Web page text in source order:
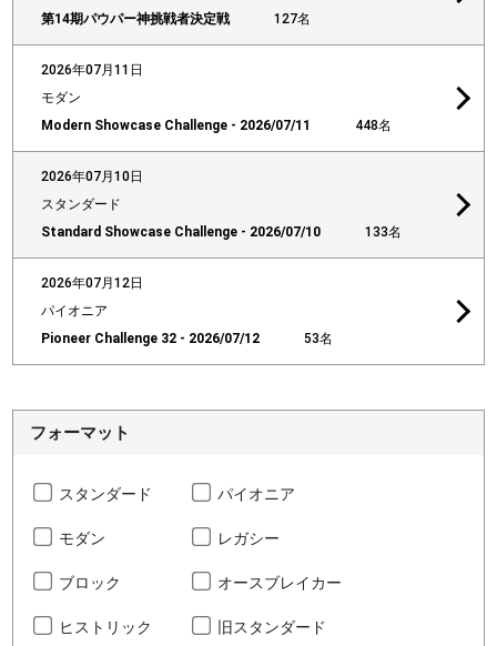
第14期パウパー神挑戦者決定戦
127名
2026年07月11日
モダン
Modern Showcase Challenge - 2026/07/11
448名
2026年07月10日
スタンダード
Standard Showcase Challenge - 2026/07/10
133名
2026年07月12日
パイオニア
Pioneer Challenge 32 - 2026/07/12
53名
フォーマット
スタンダード パイオニア
モダン レガシー
ブロック オースブレイカー
ヒストリック 旧スタンダード